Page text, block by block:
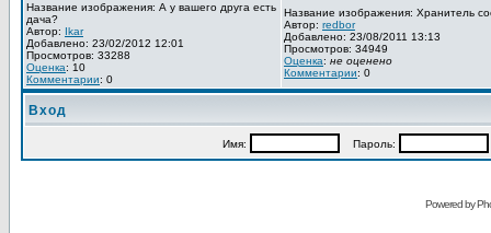
Название изображения: А у вашего друга есть
дача?
Автор: Ikar
Добавлено: 23/02/2012 12:01
Просмотров: 33288
Оценка: 10
Комментарии: 0
Название изображения: Хранитель
Автор: redbor
Добавлено: 23/08/2011 13:13
Просмотров: 34949
Оценка: не оценено
Комментарии: 0
Вход
Имя: Пароль:
Powered by